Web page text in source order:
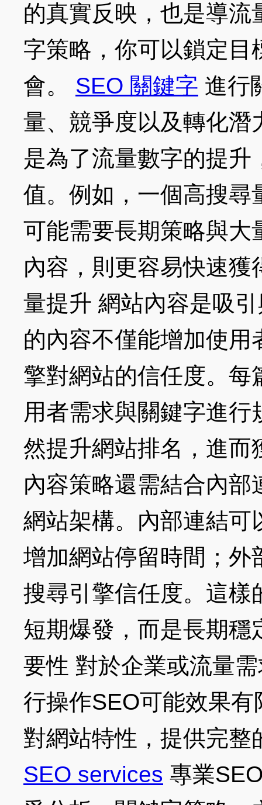
的真實反映，也是導
字策略，你可以鎖定目
會。 SEO 關鍵字 進行
量、競爭度以及轉化潛
是為了流量數字的提
值。例如，一個高搜尋
可能需要長期策略與大
內容，則更容易快速
量提升 網站內容是吸
的內容不僅能增加使
擎對網站的信任度。每
用者需求與關鍵字進
然提升網站排名，進而
內容策略還需結合內
網站架構。內部連結可
增加網站停留時間；外
搜尋引擎信任度。這樣
短期爆發，而是長期穩
要性 對於企業或流量
行操作SEO可能效果
對網站特性，提供完整
SEO services 專業